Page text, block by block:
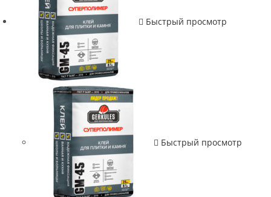
Быстрый просмотр
Быстрый просмотр